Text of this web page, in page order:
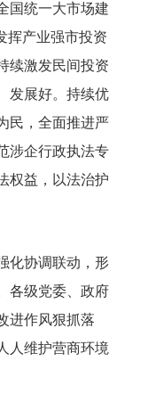
国统一大市场建
挥产业强市投资
续激发民间投资
发展好。持续优
民，全面推进严
涉企行政执法专
权益，以法治护
化协调联动，形
各级党委、政府
进作风狠抓落
人维护营商环境